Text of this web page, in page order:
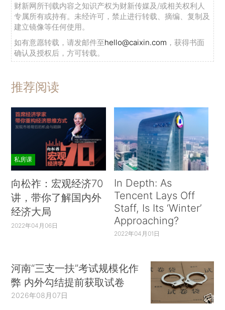
财新网所刊载内容之知识产权为财新传媒及/或相关权利人
专属所有或持有。未经许可，禁止进行转载、摘编、复制及
建立镜像等任何使用。
如有意愿转载，请发邮件至hello@caixin.com ，获得书面
确认及授权后，方可转载。
推荐阅读
私房课
向松祚：宏观经济70
讲，带你了解国内外
经济大局
2022年04月06日
In Depth: As
Tencent Lays Off
Staff, Is Its ‘Winter’
Approaching?
2022年04月01日
河南“三支一扶”考试规模化作
弊 内外勾结提前获取试卷
2026年08月07日